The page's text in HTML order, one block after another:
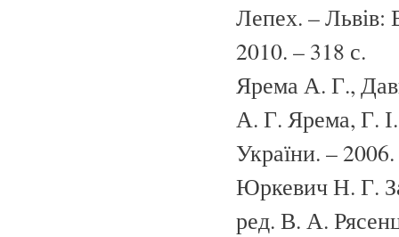
Лепех. – Львів:
2010. – 318 с.
Ярема А. Г.,
А. Г. Ярема, Г.
України. –
Юркевич Н. Г.
ред. В. А.